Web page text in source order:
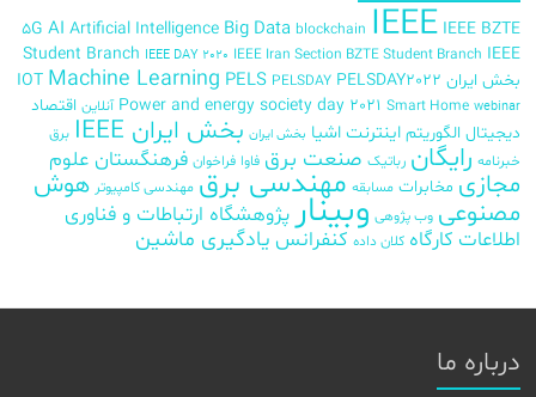
5G AI Artificial Intelligence Big Data blockchain IEEE IEEE BZTE
Student Branch IEEE DAY 2020 IEEE Iran Section BZTE Student Branch IEEE
بخش ایران
IOT Machine Learning PELS PELSDAY PELSDAY2022
Power and energy society day 2021 Smart Home webinar آنلاین اقتصاد
دیجیتال الگوریتم اینترنت اشیا بخش ایران بخش ایران IEEE
برق
خبرنامه رایگان رباتیک صنعت برق فاوا فراخوان فرهنگستان علوم
مجازی مخابرات مسابقه مهندسی برق مهندسی کامپیوتر هوش
مصنوعی وب پژوهی وبینارپژوهشگاه ارتباطات و فناوری
اطلاعات کارگاه کلان داده کنفرانس یادگیری ماشین
درباره ما